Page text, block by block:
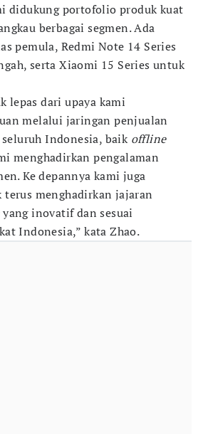
didukung portofolio produk kuat
berbagai segmen. Ada
pemula, Redmi Note 14 Series
serta Xiaomi 15 Series untuk
lepas dari upaya kami
melalui jaringan penjualan
Indonesia, baik offline
menghadirkan pengalaman
Ke depannya kami juga
menghadirkan jajaran
yang inovatif dan sesuai
Indonesia,” kata Zhao.